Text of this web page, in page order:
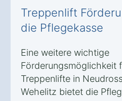
Treppenlift
die Pflegekasse
Eine weitere wichtige
Förderungsmöglichkeit
Treppenlifte in
Wehelitz bietet die